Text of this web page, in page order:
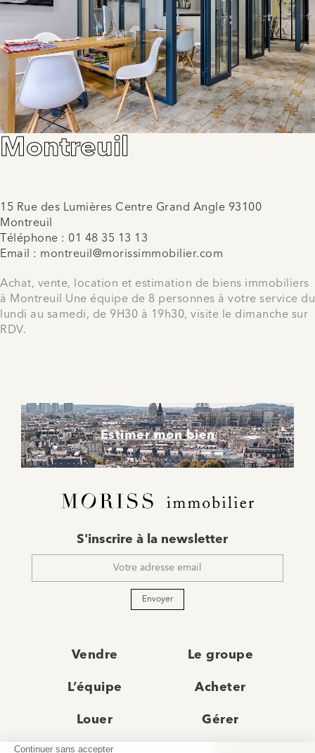
Montreuil
15 Rue des Lumières Centre Grand Angle 93100
Montreuil
Téléphone : 01 48 35 13 13
Email : montreuil@morissimmobilier.com
Achat, vente, location et estimation de biens immobiliers
à Montreuil Une équipe de 8 personnes à votre service du
lundi au samedi, de 9H30 à 19h30, visite le dimanche sur
RDV.
Estimer mon bien
mail
S'inscrire à la newsletter
Envoyer
Vendre Le groupe
L’équipe Acheter
Louer Gérer